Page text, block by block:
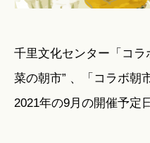
お知らせ
私たちのこと
千里文化センター「コ
菜の朝市” 、「コラボ朝
2021年の9月の開催予定